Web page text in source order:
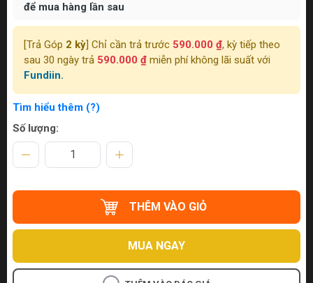
để mua hàng lần sau
[Trả Góp 2 kỳ ] Chỉ cần trả trước 590.000 ₫, kỳ tiếp theo
sau 30 ngày trả 590.000 ₫ miễn phí không lãi suất với
Fundiin.
Tìm hiểu thêm (?)
Số lượng:
THÊM VÀO GIỎ
MUA NGAY